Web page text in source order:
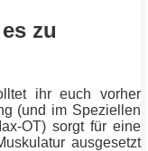
zu
ihr euch vorher
(und im Speziellen
OT) sorgt für eine
ausgesetzt